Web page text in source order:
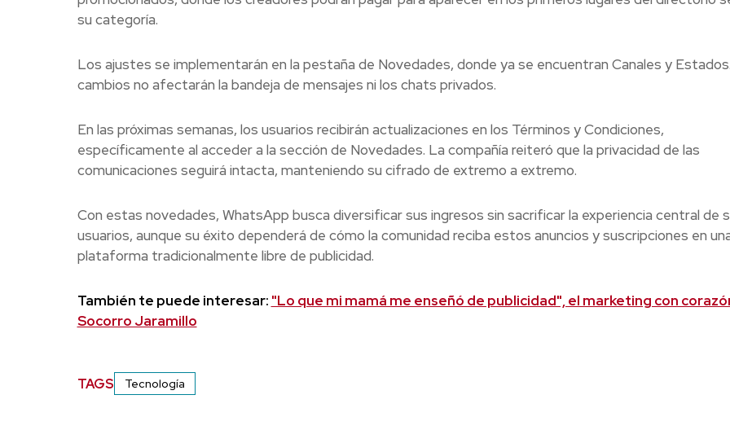
su categoría.
Los ajustes se implementarán en la pestaña de Novedades, donde ya se encuentran Canales y
cambios no afectarán la bandeja de mensajes ni los chats privados.
En las próximas semanas, los usuarios recibirán actualizaciones en los Términos y Condiciones,
específicamente al acceder a la sección de Novedades. La compañía reiteró que la privacidad de las
comunicaciones seguirá intacta, manteniendo su cifrado de extremo a extremo.
Con estas novedades, WhatsApp busca diversificar sus ingresos sin sacrificar la experiencia central de
usuarios, aunque su éxito dependerá de cómo la comunidad reciba estos anuncios y suscripciones en
plataforma tradicionalmente libre de publicidad.
También te puede interesar: "Lo que mi mamá me enseñó de publicidad", el marketing con
Socorro Jaramillo
TAGS Tecnología